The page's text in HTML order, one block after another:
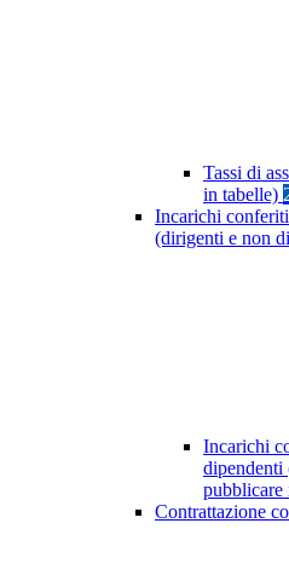
Tassi di
in tabelle)
Incarichi
(dirigenti e non
Incarichi
dipendenti
pubblicare
Contrattazione